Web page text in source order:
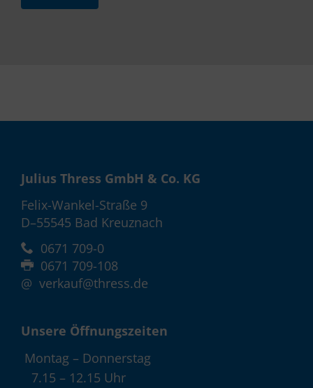
Julius Thress GmbH & Co. KG
Felix-Wankel-Straße 9
D–55545 Bad Kreuznach
0671 709-0
0671 709-108
@ verkauf@thress.de
Unsere Öffnungszeiten
Montag – Donnerstag
7.15 – 12.15 Uhr